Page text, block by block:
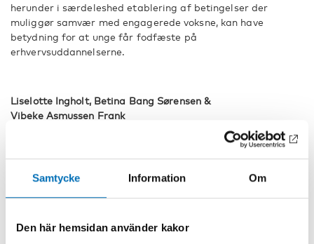
Samtycke Information Om
Den här hemsidan använder kakor
herunder i særdeleshed etablering af betingelser der
muliggør samvær med engagerede voksne, kan have
betydning for at unge får fodfæste på
erhvervsuddannelserne.
Liselotte Ingholt, Betina Bang Sørensen &
Vibeke Asmussen Frank
Fakta